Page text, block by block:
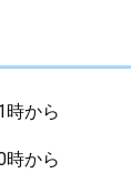
から
から